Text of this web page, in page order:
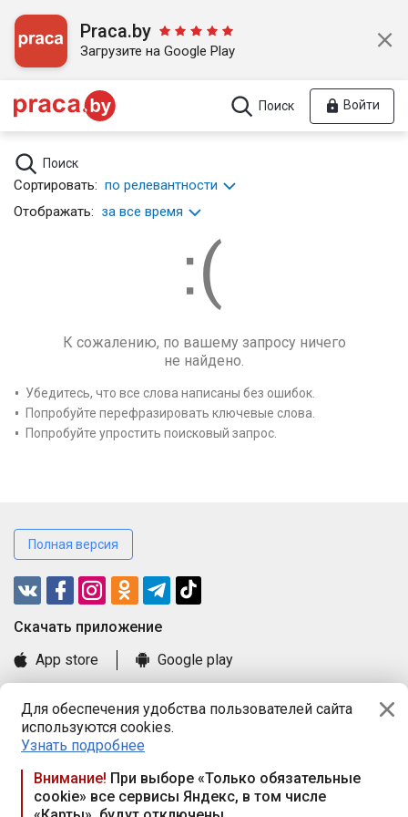
Для обеспечения удобства пользователей сайта
используются cookies.
Узнать подробнее
Внимание! При выборе «Только обязательные
cookie» все сервисы Яндекс, в том числе
Praca.by
Загрузите на Google Play
Поиск Войти
Поиск
Сортировать: по релевантности
Отображать: за все время
К сожалению, по вашему запросу ничего
не найдено.
Убедитесь, что все слова написаны без ошибок.
Попробуйте перефразировать ключевые слова.
Попробуйте упростить поисковый запрос.
Полная версия
Cкачать приложение
App store
Google play
Книга замечаний и предложений
Правила и документы
Praca.by © 2000—2026, ООО «ПРАЦА БАЙ»
Республика Беларусь, 220114, г. Минск, пр-т Независимости
117а, пом. № 9.